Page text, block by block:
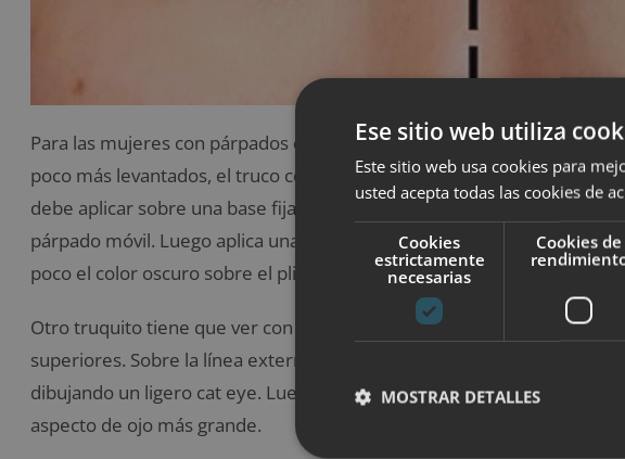
Para las mujeres con párpados caídos le traemos la solución, que hará
poco más levantados, el truco consiste en usar una sombra para ojos
debe aplicar sobre una base fijadora de maquillaje, distribuyéndose
párpado móvil. Luego aplica una tonalidad oscura sobre las esquinas
poco el color oscuro sobre el pliegue interno
Otro truquito tiene que ver con el delineador, este se debe aplicar
superiores. Sobre la línea externa de las pestañas realiza una línea
dibujando un ligero cat eye. Luego realiza un ligero difuminado sobre
aspecto de ojo más grande.
Ese sitio web utiliza
Este sitio web usa cookies para
usted acepta todas las cookies de
Cookies
estrictamente
necesarias
Cookies de
MOSTRAR DETALLES